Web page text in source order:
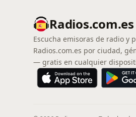
Radios.com.es
Escucha emisoras de radio y
Radios.com.es por ciudad,
— gratis en cualquier